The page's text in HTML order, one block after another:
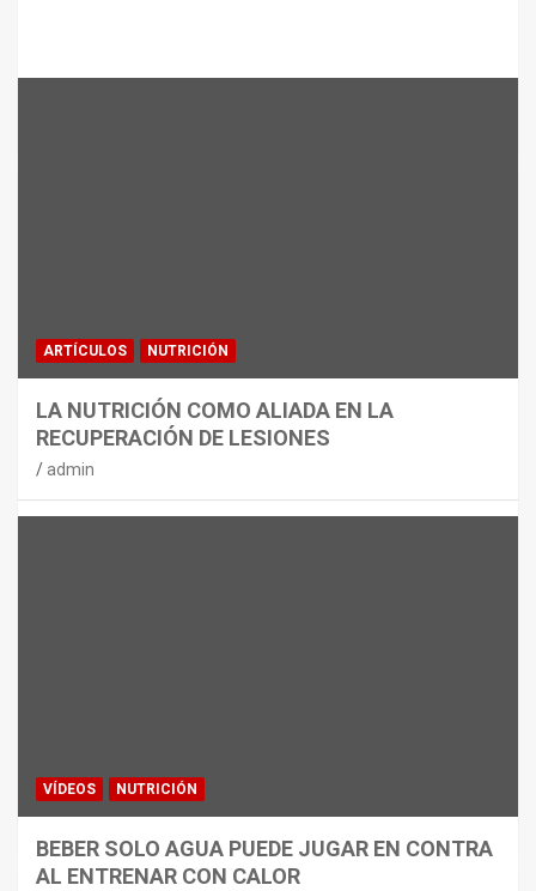
ARTÍCULOS NUTRICIÓN
LA NUTRICIÓN COMO ALIADA EN LA
RECUPERACIÓN DE LESIONES
admin
VÍDEOS NUTRICIÓN
BEBER SOLO AGUA PUEDE JUGAR EN CONTRA
AL ENTRENAR CON CALOR